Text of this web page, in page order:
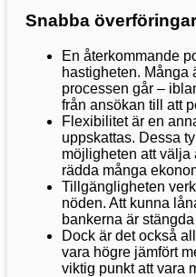
Snabba
En återkommande
hastigheten. Många
processen går –
från ansökan till att
Flexibilitet är en
uppskattas. Dessa
möjligheten att välja
rädda många
Tillgängligheten
nöden. Att kunna
bankerna är
Dock är det också
vara högre jämfört
viktig punkt att vara